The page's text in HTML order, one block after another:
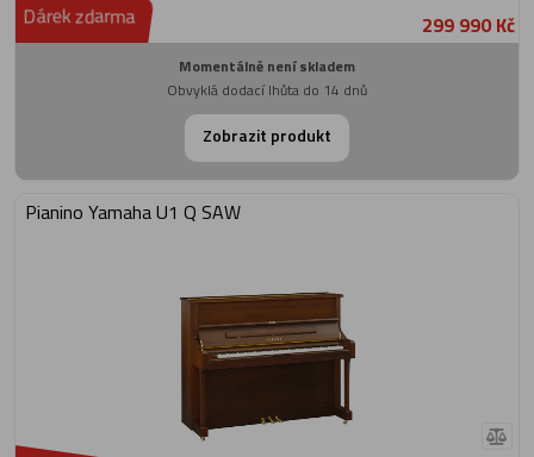
Dárek zdarma 299 990 Kč
Momentálně není skladem
Obvyklá dodací lhůta do 14 dnů
Zobrazit produkt
Pianino Yamaha U1 Q SAW